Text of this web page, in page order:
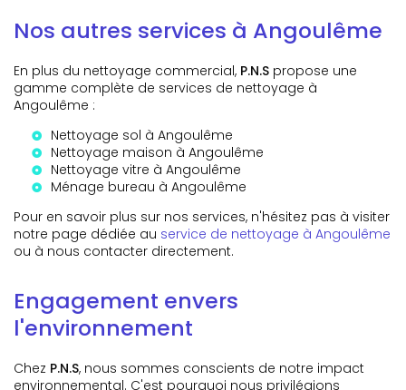
Nos autres services à Angoulême
En plus du nettoyage commercial, P.N.S propose une
gamme complète de services de nettoyage à
Angoulême :
Nettoyage sol à Angoulême
Nettoyage maison à Angoulême
Nettoyage vitre à Angoulême
Ménage bureau à Angoulême
Pour en savoir plus sur nos services, n'hésitez pas à visiter
notre page dédiée au service de nettoyage à Angoulême
ou à nous contacter directement.
Engagement envers
l'environnement
Chez P.N.S, nous sommes conscients de notre impact
environnemental. C'est pourquoi nous privilégions